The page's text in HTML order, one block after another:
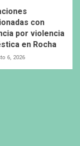
con
por violencia
en Rocha
6, 2026